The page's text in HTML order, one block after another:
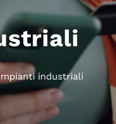
industriali